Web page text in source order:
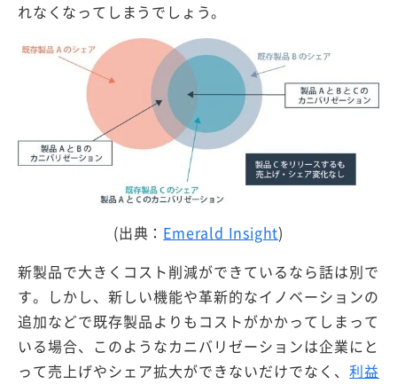
れなくなってしまうでしょう。
(出典： Emerald Insight)
新製品で大きくコスト削減ができているなら話は別で
す。しかし、新しい機能や革新的なイノベーションの
追加などで既存製品よりもコストがかかってしまって
いる場合、このようなカニバリゼーションは企業にと
って売上げやシェア拡大ができないだけでなく、利益